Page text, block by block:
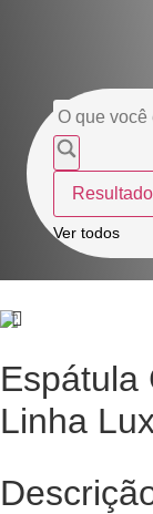
Ver todos
Espátula
Linha